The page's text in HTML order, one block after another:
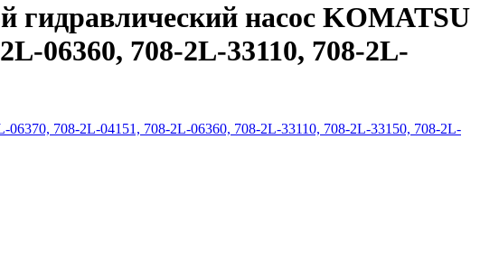
гидравлический насос KOMATSU
06360, 708-2L-33110, 708-2L-